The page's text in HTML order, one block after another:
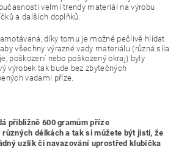
velmi trendy materiál na výrobu
a dalších doplňků.
díky tomu je možné pečlivě hlídat
všechny výrazné vady materiálu (různá síla
poškození nebo poškozený okraj) byly
výrobek tak bude bez zbytečných
vadami příze.
přibližně 600 gramům příze
délkách a tak si můžete být jisti, že
uzlík či navazování uprostřed klubíčka